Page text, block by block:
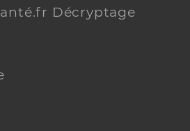
Décryptage